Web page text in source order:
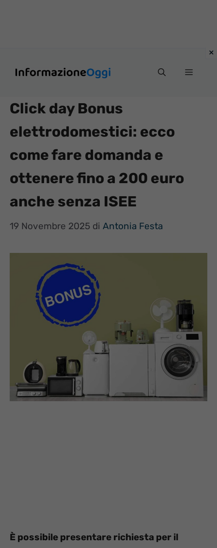
Menu
Click day Bonus
elettrodomestici: ecco
come fare domanda e
ottenere fino a 200 euro
anche senza ISEE
19 Novembre 2025 di Antonia Festa
È possibile presentare richiesta per il